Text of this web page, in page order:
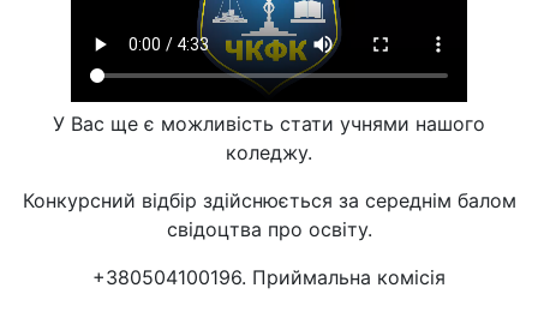
У Вас ще є можливість стати учнями нашого
коледжу.
Конкурсний відбір здійснюється за середнім балом
свідоцтва про освіту.
+380504100196. Приймальна комісія